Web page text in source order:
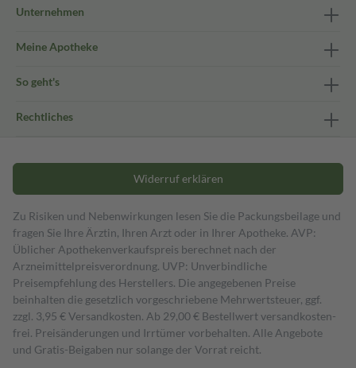
Unternehmen
Meine Apotheke
So geht's
Rechtliches
Widerruf erklären
Zu Risiken und Nebenwirkungen lesen Sie die Packungsbeilage und
fragen Sie Ihre Ärztin, Ihren Arzt oder in Ihrer Apotheke. AVP:
Üblicher Apothekenverkaufspreis berechnet nach der
Arzneimittelpreisverordnung. UVP: Unverbindliche
Preisempfehlung des Herstellers. Die angegebenen Preise
beinhalten die gesetzlich vorgeschriebene Mehrwertsteuer, ggf.
zzgl. 3,95 € Versandkosten. Ab 29,00 € Bestell­wert versand­kosten­
frei. Preisänderungen und Irrtümer vorbehalten. Alle Angebote
und Gratis-Beigaben nur solange der Vorrat reicht.